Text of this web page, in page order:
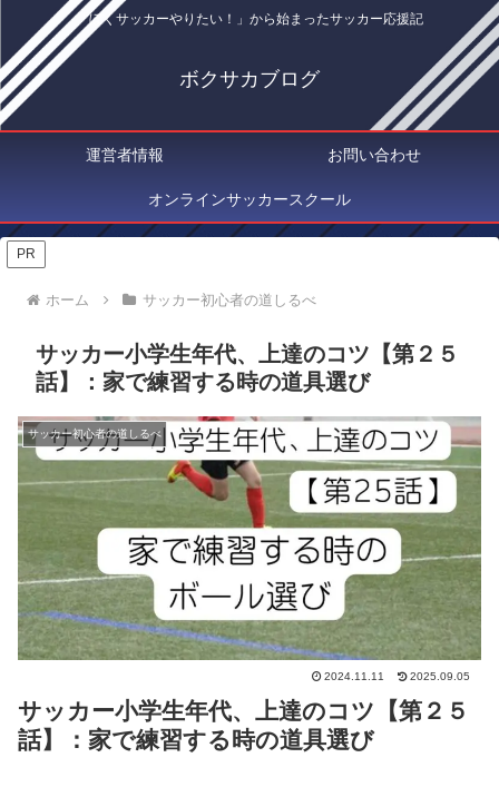
「ぼくサッカーやりたい！」から始まったサッカー応援記
ボクサカブログ
運営者情報 お問い合わせ
オンラインサッカースクール
PR
ホーム サッカー初心者の道しるべ
サッカー小学生年代、上達のコツ【第２５
話】：家で練習する時の道具選び
サッカー初心者の道しるべ
2024.11.11 2025.09.05
サッカー小学生年代、上達のコツ【第２５
話】：家で練習する時の道具選び